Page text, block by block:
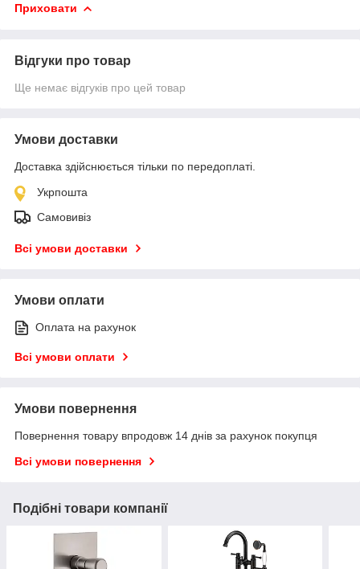
Приховати
Відгуки про товар
Ще немає відгуків про цей товар
Умови доставки
Доставка здійснюється тільки по передоплаті.
Укрпошта
Самовивіз
Всі умови доставки
Умови оплати
Оплата на рахунок
Всі умови оплати
Умови повернення
Повернення товару впродовж 14 днів за рахунок покупця
Всі умови повернення
Подібні товари компанії